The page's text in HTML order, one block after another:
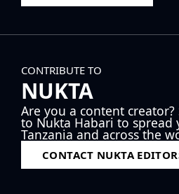
CONTRIBUTE TO
NUKTA
Are you a content
to Nukta Habari to spread
Tanzania and across the
CONTACT NUKTA